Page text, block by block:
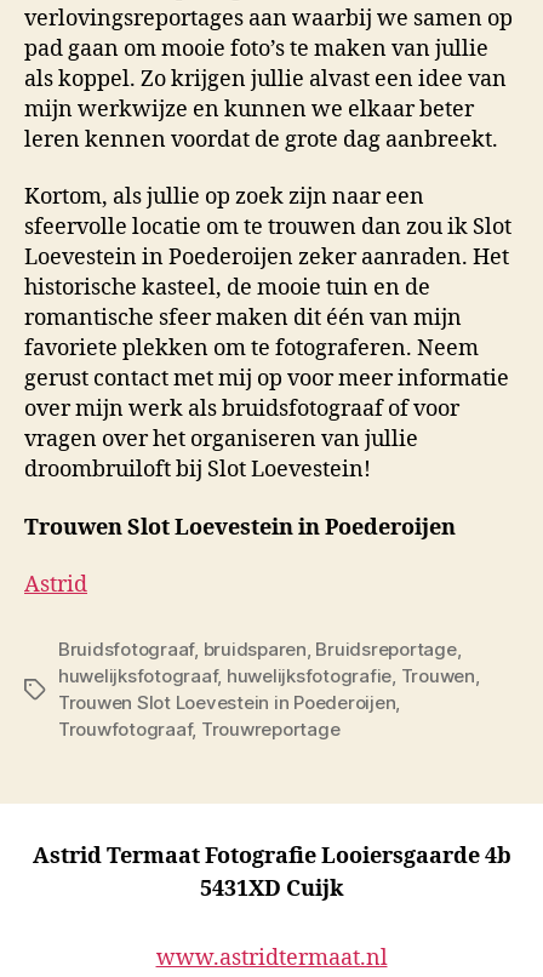
verlovingsreportages aan waarbij we samen op
pad gaan om mooie foto’s te maken van jullie
als koppel. Zo krijgen jullie alvast een idee van
mijn werkwijze en kunnen we elkaar beter
leren kennen voordat de grote dag aanbreekt.
Kortom, als jullie op zoek zijn naar een
sfeervolle locatie om te trouwen dan zou ik Slot
Loevestein in Poederoijen zeker aanraden. Het
historische kasteel, de mooie tuin en de
romantische sfeer maken dit één van mijn
favoriete plekken om te fotograferen. Neem
gerust contact met mij op voor meer informatie
over mijn werk als bruidsfotograaf of voor
vragen over het organiseren van jullie
droombruiloft bij Slot Loevestein!
Trouwen Slot Loevestein in Poederoijen
Astrid
Tags
Bruidsfotograaf, bruidsparen, Bruidsreportage,
huwelijksfotograaf, huwelijksfotografie, Trouwen,
Trouwen Slot Loevestein in Poederoijen,
Trouwfotograaf, Trouwreportage
Astrid Termaat Fotografie Looiersgaarde 4b
5431XD Cuijk
www.astridtermaat.nl